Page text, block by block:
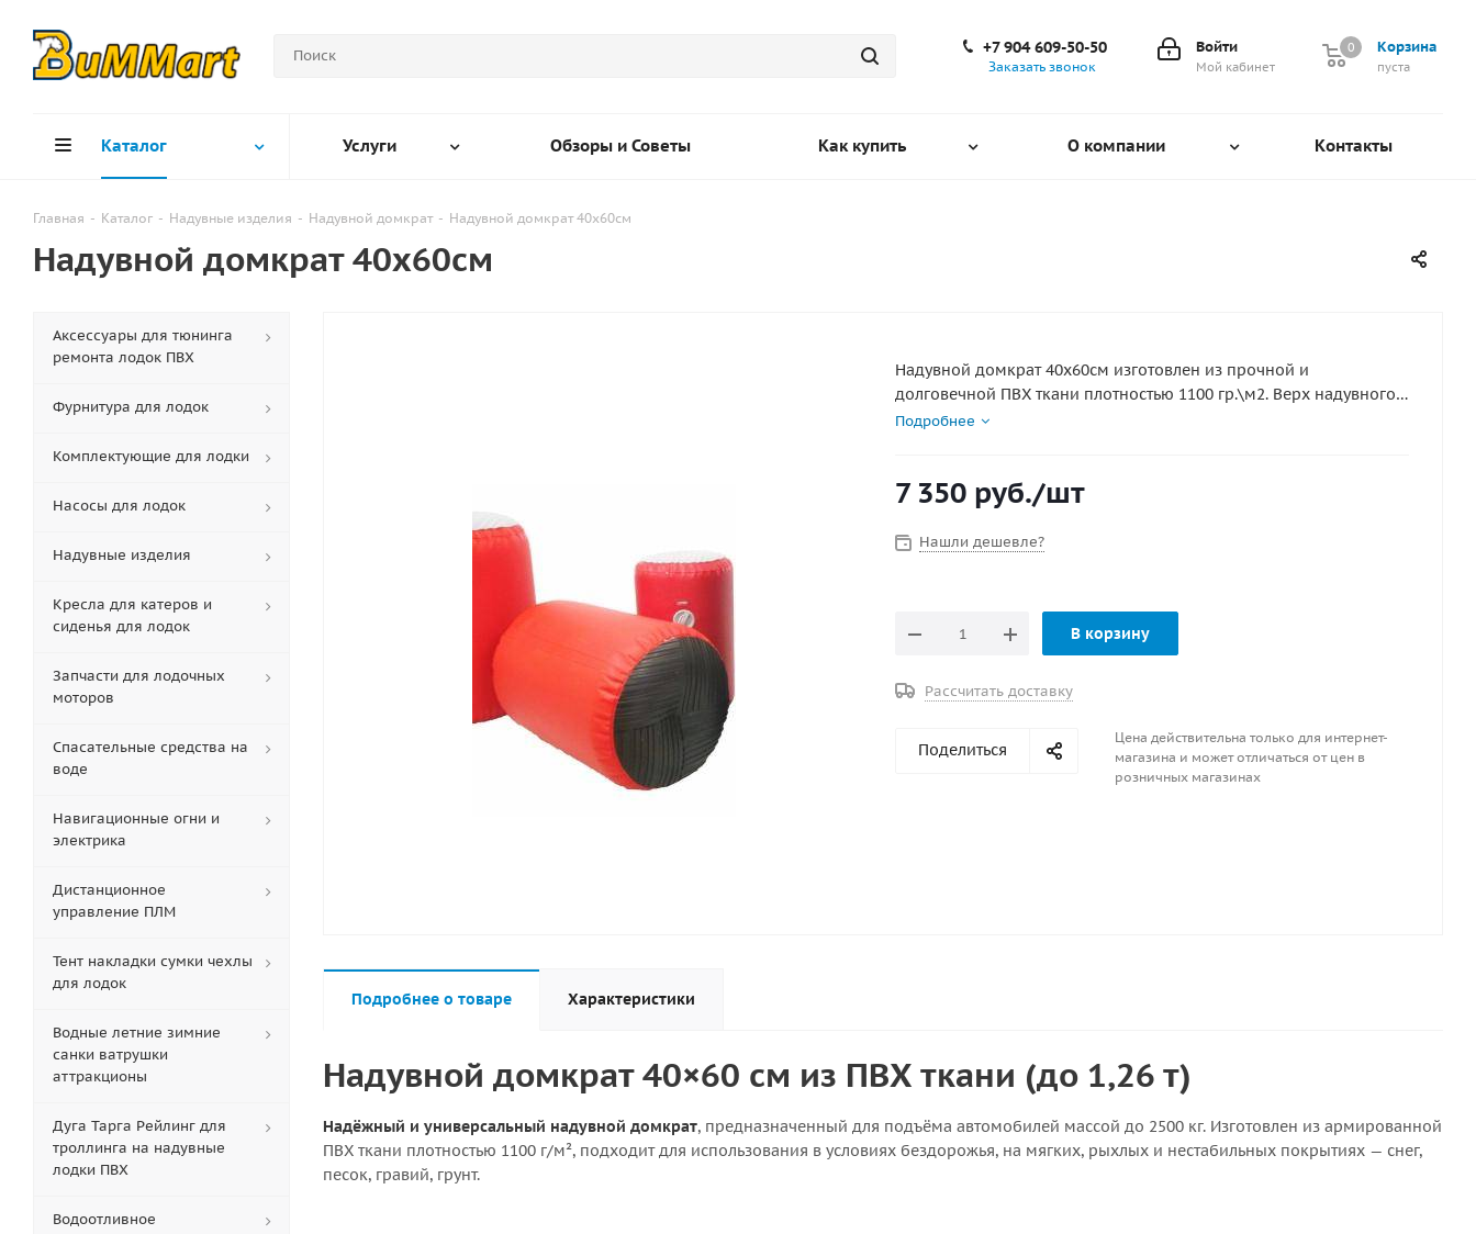
Корзина
0
пуста
0
Войти
Мой кабинет
+7 904 609-50-50
Заказать звонок
Каталог Услуги Обзоры и Советы Как купить О компании Контакты
Главная - Каталог - Надувные изделия - Надувной домкрат - Надувной домкрат 40х60см
Надувной домкрат 40х60см
Надувной домкрат 40х60см изготовлен из прочной и
долговечной ПВХ ткани плотностью 1100 гр.\м2. Верх надувного
домкрата покрыт защитной противоскользящей рифлёной
надувного домкрата также находятся антискользящие резиновые
накладки для предотвращения скольжения по опорной
поверхности.Диаметр грузовой площадки 40 см.Высота подъема
кг комплект домкрат 1шт переходник под автомобильный
насос 1шт
Подробнее
7 350 руб./шт
Нашли дешевле?
В корзину
Рассчитать доставку
Поделиться
Цена действительна только для интернет-
магазина и может отличаться от цен в
розничных магазинах
Подробнее о товаре Характеристики
Надувной домкрат 40×60 см из ПВХ ткани (до 1,26 т)
Надёжный и универсальный надувной домкрат, предназначенный для подъёма автомобилей массой до 2500 кг. Изготовлен из армированной
ПВХ ткани плотностью 1100 г/м², подходит для использования в условиях бездорожья, на мягких, рыхлых и нестабильных покрытиях — снег,
песок, гравий, грунт.
Аксессуары для тюнинга
ремонта лодок ПВХ
Фурнитура для лодок
Комплектующие для лодки
Насосы для лодок
Надувные изделия
Кресла для катеров и
сиденья для лодок
Запчасти для лодочных
моторов
Спасательные средства на
воде
Навигационные огни и
электрика
Дистанционное
управление ПЛМ
Тент накладки сумки чехлы
для лодок
Водные летние зимние
санки ватрушки
аттракционы
Дуга Тарга Рейлинг для
троллинга на надувные
лодки ПВХ
Водоотливное